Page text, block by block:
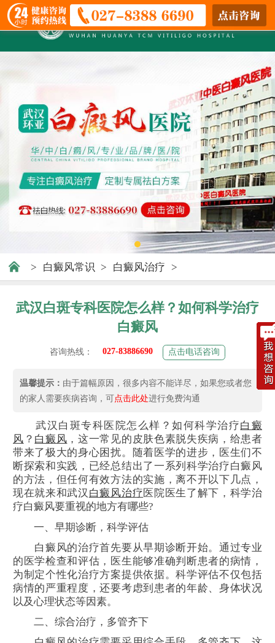
> 白癜风常识 > 白癜风治疗 >
武汉白斑专科医院怎么样？如何科学治疗
白癜风
咨询热线： 027-83886690 点击电话咨询
温馨提示： 由于篇幅原因，很多内容不能详尽，如果您或者您
的家人需要疾病咨询，可点击此处进行免费沟通
武汉白斑专科医院怎么样？如何科学治疗白癜
风 ？ 白癜风 ，这一常见的皮肤色素脱失疾病，给患者
带来了极大的身心困扰。随着医学的进步，医生们不
断探索和实践，已经总结出了一系列科学治疗白癜风
的方法，但任何有效方法的实施，离不开以下几点，
现在就来和武汉 白癜风治疗 医院医生了解下，科学治
疗白癜风要重视的地方有哪些?
一、早期诊断，科学评估
白癜风的治疗首先要从早期诊断开始。通过专业
的医学检查和评估，医生能够准确判断患者的病情，
为制定个性化治疗方案提供依据。科学评估不仅包括
病情的严重程度，还要考虑到患者的年龄、身体状况
以及心理状态等因素。
二、综合治疗，多管齐下